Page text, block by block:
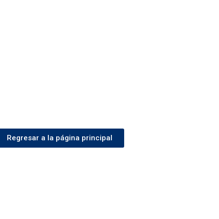
Regresar a la página principal